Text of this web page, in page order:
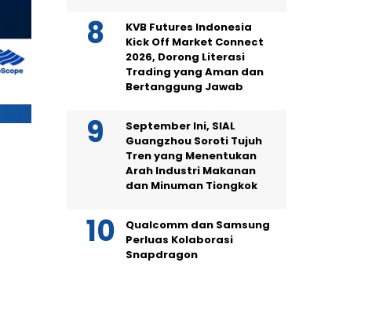
KVB Futures Indonesia
Kick Off Market Connect
2026, Dorong Literasi
Trading yang Aman dan
Bertanggung Jawab
September Ini, SIAL
Guangzhou Soroti Tujuh
Tren yang Menentukan
Arah Industri Makanan
dan Minuman Tiongkok
Qualcomm dan Samsung
Perluas Kolaborasi
Snapdragon